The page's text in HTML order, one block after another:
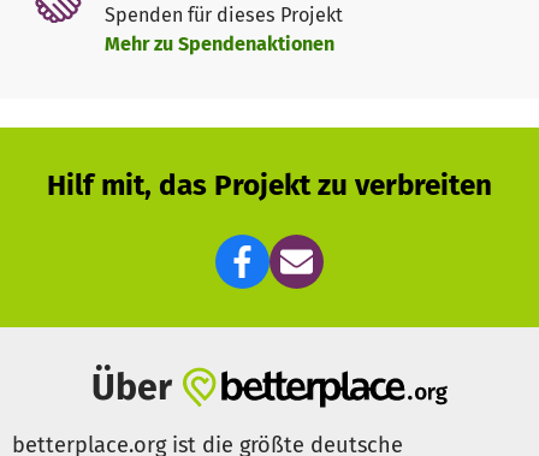
Hinweis: Sobald ein Betrag von 69,00 € erreicht ist, wird
jeweils alsTeilerfolg ein weiterer digitaler Stift bestellt
Neben demEinsatz im Unterrichtstehen die Logitech
Crayon Schreib- und Zeichenstifte auch den Kindern im
Nachmittagsbereich (OGS)zur Verfügung.
Freunde, Nachbarn, …) und für das Weiterschreiben
(WhatsApp & Co.) dieses Spendenaufrufs.
Spenden für dieses Projekt
Mehr zu Spendenaktionen
Hilf mit, das Projekt zu verbreiten
Über
betterplace.org ist die größte deutsche